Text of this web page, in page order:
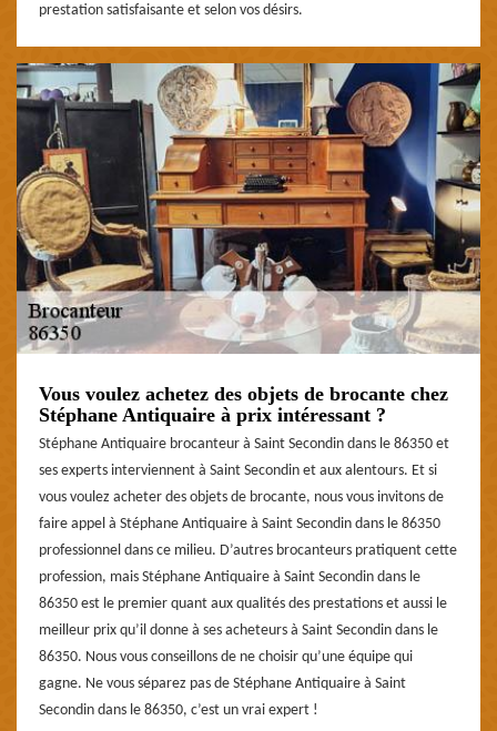
prestation satisfaisante et selon vos désirs.
Vous voulez achetez des objets de brocante chez
Stéphane Antiquaire à prix intéressant ?
Stéphane Antiquaire brocanteur à Saint Secondin dans le 86350 et
ses experts interviennent à Saint Secondin et aux alentours. Et si
vous voulez acheter des objets de brocante, nous vous invitons de
faire appel à Stéphane Antiquaire à Saint Secondin dans le 86350
professionnel dans ce milieu. D’autres brocanteurs pratiquent cette
profession, mais Stéphane Antiquaire à Saint Secondin dans le
86350 est le premier quant aux qualités des prestations et aussi le
meilleur prix qu’il donne à ses acheteurs à Saint Secondin dans le
86350. Nous vous conseillons de ne choisir qu’une équipe qui
gagne. Ne vous séparez pas de Stéphane Antiquaire à Saint
Secondin dans le 86350, c’est un vrai expert !